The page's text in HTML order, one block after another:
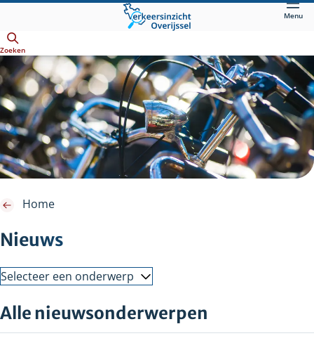
hoofdinhoud
Menu
Zoeken
Nieuws
Home
Selecteer een onderwerp
Alle nieuwsonderwerpen